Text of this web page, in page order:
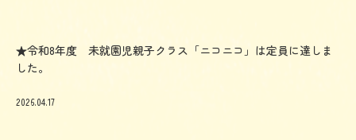
木
★令和8年度 未就園児親子クラス「ニコニコ」は定員に達しま
した。
2026.04.17